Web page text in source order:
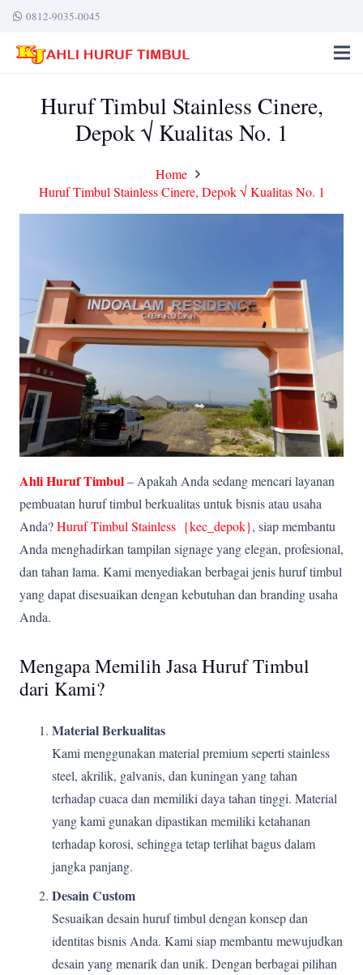
0812-9035-0045
Huruf Timbul Stainless Cinere,
Depok √ Kualitas No. 1
Home
Huruf Timbul Stainless Cinere, Depok √ Kualitas No. 1
Ahli Huruf Timbul– Apakah Anda sedang mencari layanan
pembuatan huruf timbul berkualitas untuk bisnis atau usaha
Anda?Huruf Timbul Stainless {kec_depok}, siap membantu
Anda menghadirkan tampilan signage yang elegan, profesional,
dan tahan lama. Kami menyediakan berbagai jenis huruf timbul
yang dapat disesuaikan dengan kebutuhan dan branding usaha
Anda.
Mengapa Memilih Jasa Huruf Timbul
dari Kami?
Material Berkualitas
Kami menggunakan material premium seperti stainless
steel, akrilik, galvanis, dan kuningan yang tahan
terhadap cuaca dan memiliki daya tahan tinggi. Material
yang kami gunakan dipastikan memiliki ketahanan
terhadap korosi, sehingga tetap terlihat bagus dalam
jangka panjang.
Desain Custom
Sesuaikan desain huruf timbul dengan konsep dan
identitas bisnis Anda. Kami siap membantu mewujudkan
desain yang menarik dan unik. Dengan berbagai pilihan